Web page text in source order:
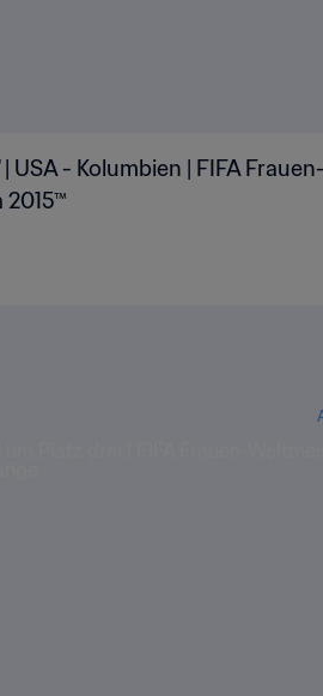
USA - Kolumbien | FIFA Frauen-